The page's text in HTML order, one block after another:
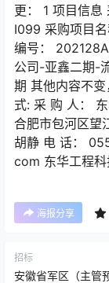
更： 1 项目信
I099 采购项目
编号：
公司-亚鑫二期-
期 其他内容不
式: 采 购 人：
合肥市包河区望
胡静 电 话：
com 东华工程
海报分享
招标
安徽省军区（主管